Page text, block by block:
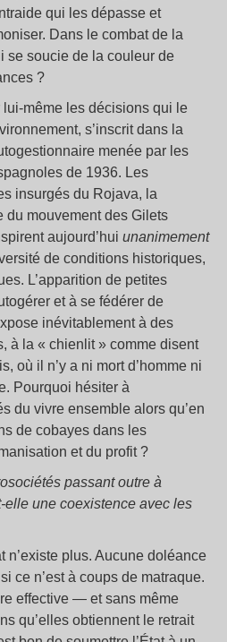
qui les dépasse et
Dans le combat de la
se soucie de la couleur de
?
même les décisions qui le
s’inscrit dans la
menée par les
de 1936. Les
insurgés du Rojava, la
du mouvement des Gilets
aujourd’hui unanimement
de conditions historiques,
L’apparition de petites
et à se fédérer de
inévitablement à des
à la « chienlit » comme disent
où il n’y a ni mort d’homme ni
Pourquoi hésiter à
du vivre ensemble alors qu’en
de cobayes dans les
et du profit ?
passant outre à
elle une coexistence avec les
n’existe plus. Aucune doléance
ce n’est à coups de matraque.
effective — et sans même
qu’elles obtiennent le retrait